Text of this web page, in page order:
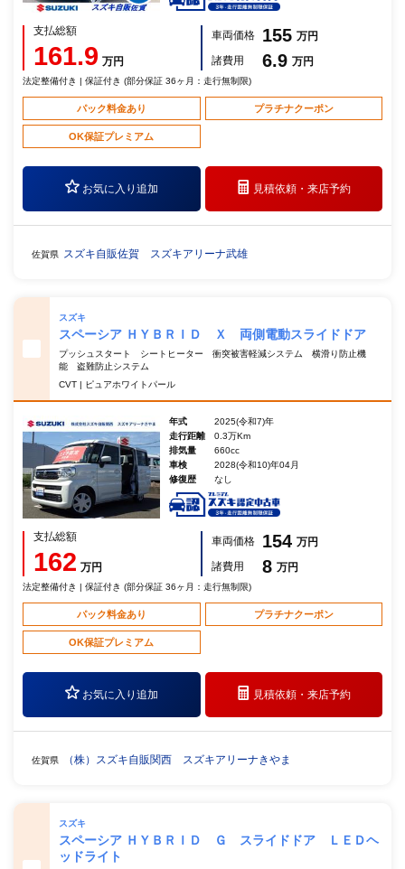
支払総額
161.9 万円
車両価格 155 万円
諸費用
6.9 万円
法定整備付き | 保証付き (部分保証 36ヶ月：走行無制限)
パック料金あり プラチナクーポン
OK保証プレミアム
お気に入り追加 見積依頼・来店予約
佐賀県 スズキ自販佐賀 スズキアリーナ武雄
スズキ
スペーシア ＨＹＢＲＩＤ Ｘ 両側電動スライドドア
プッシュスタート シートヒーター 衝突被害軽減システム 横滑り防止機
能 盗難防止システム
CVT | ピュアホワイトパール
年式
2025(令和7)年
走行距離
0.3万Km
排気量
660cc
車検
2028(令和10)年04月
修復歴
なし
支払総額
162 万円
車両価格 154 万円
諸費用
8 万円
法定整備付き | 保証付き (部分保証 36ヶ月：走行無制限)
パック料金あり プラチナクーポン
OK保証プレミアム
お気に入り追加 見積依頼・来店予約
佐賀県 （株）スズキ自販関西 スズキアリーナきやま
スズキ
スペーシア ＨＹＢＲＩＤ Ｇ スライドドア ＬＥＤヘ
ッドライト